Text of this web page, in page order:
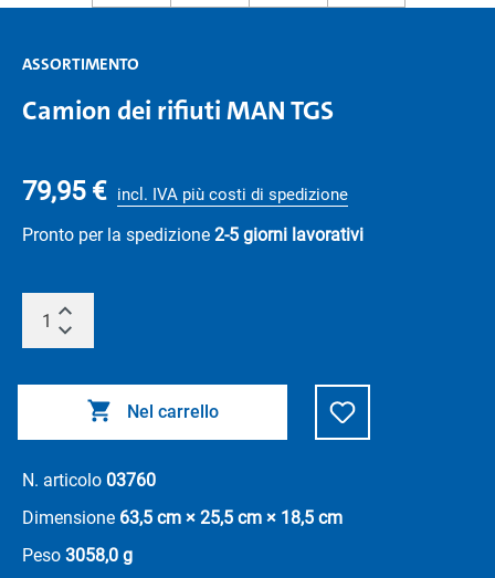
ASSORTIMENTO
Camion dei rifiuti MAN TGS
79,95 € incl. IVA più costi di spedizione
Pronto per la spedizione 2-5 giorni lavorativi
Nel carrello
N. articolo 03760
Dimensione 63,5 cm × 25,5 cm × 18,5 cm
Peso 3058,0 g